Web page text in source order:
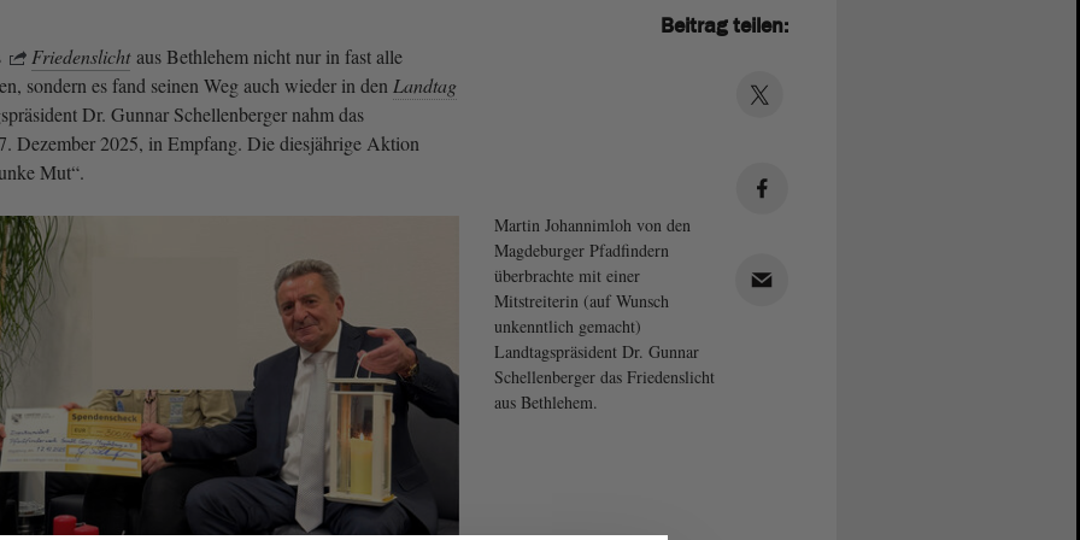
Friedenslicht aus Bethlehem nicht nur in fast alle
sondern es fand seinen Weg auch wieder in den Landtag
Dr. Gunnar Schellenberger nahm das
Dezember 2025, in Empfang. Die diesjährige Aktion
Mut“.
Martin Johannimloh von den
Magdeburger Pfadfindern
überbrachte mit einer
Mitstreiterin (auf Wunsch
unkenntlich gemacht)
Landtagspräsident Dr. Gunnar
Schellenberger das Friedenslicht
aus Bethlehem.
Beitrag teilen: